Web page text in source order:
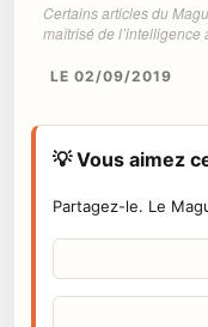
Certains articles du
maîtrisé de l’intelligence
LE 02/09/2019
💡 Vous aimez
Partagez-le. Le